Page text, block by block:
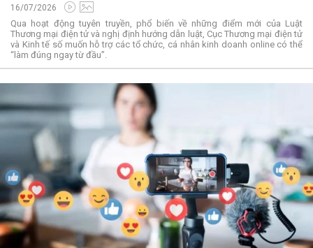
16/07/2026
Qua hoạt động tuyên truyền, phổ biến về những điểm mới của Luật
Thương mại điện tử và nghị định hướng dẫn luật, Cục Thương mại điện tử
và Kinh tế số muốn hỗ trợ các tổ chức, cá nhân kinh doanh online có thể
“làm đúng ngay từ đầu”.